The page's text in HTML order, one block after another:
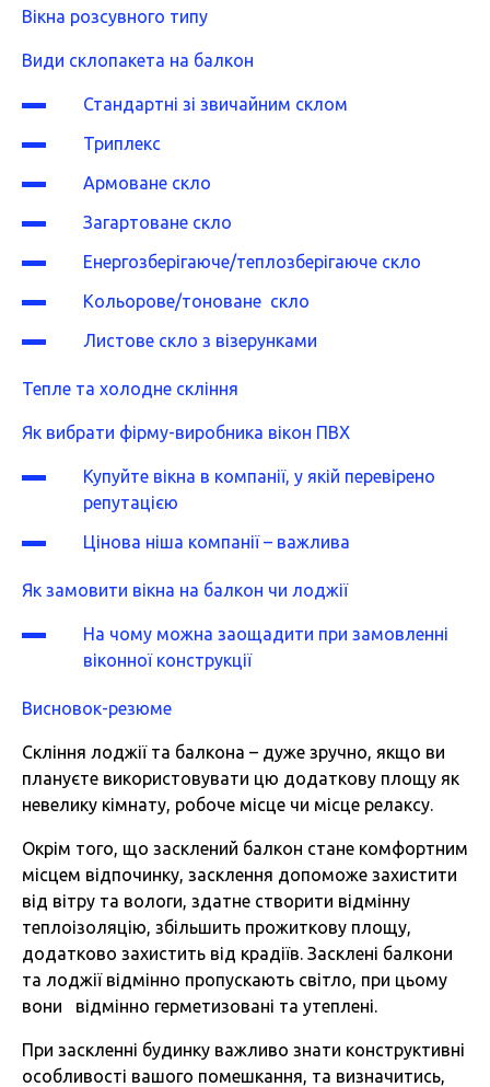
Вікна розсувного типу
Види склопакета на балкон
Стандартні зі звичайним склом
Триплекс
Армоване скло
Загартоване скло
Енергозберігаюче/теплозберігаюче скло
Кольорове/тоноване скло
Листове скло з візерунками
Тепле та холодне скління
Як вибрати фірму-виробника вікон ПВХ
Купуйте вікна в компанії, у якій перевірено
репутацією
Цінова ніша компанії – важлива
Як замовити вікна на балкон чи лоджії
На чому можна заощадити при замовленні
віконної конструкції
Висновок-резюме
Скління лоджії та балкона – дуже зручно, якщо ви
плануєте використовувати цю додаткову площу як
невелику кімнату, робоче місце чи місце релаксу.
Окрім того, що засклений балкон стане комфортним
місцем відпочинку, засклення допоможе захистити
від вітру та вологи, здатне створити відмінну
теплоізоляцію, збільшить прожиткову площу,
додатково захистить від крадіїв. Засклені балкони
та лоджії відмінно пропускають світло, при цьому
вони відмінно герметизовані та утеплені.
При заскленні будинку важливо знати конструктивні
особливості вашого помешкання, та визначитись,